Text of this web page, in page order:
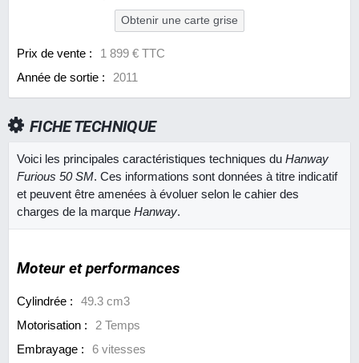
Obtenir une carte grise
Prix de vente :
1 899 € TTC
Année de sortie :
2011
FICHE TECHNIQUE
Voici les principales caractéristiques techniques du Hanway
Furious 50 SM. Ces informations sont données à titre indicatif
et peuvent être amenées à évoluer selon le cahier des
charges de la marque Hanway.
Moteur et performances
Cylindrée :
49.3 cm3
Motorisation :
2 Temps
Embrayage :
6 vitesses